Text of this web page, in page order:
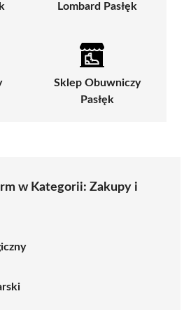
Lombard Pasłęk
Sklep Obuwniczy
Pasłęk
w Kategorii: Zakupy i